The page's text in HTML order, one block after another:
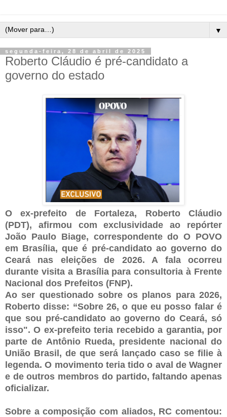
▼
segunda-feira, 28 de abril de 2025
Roberto Cláudio é pré-candidato a
governo do estado
O ex-prefeito de Fortaleza, Roberto Cláudio
(PDT), afirmou com exclusividade ao repórter
João Paulo Biage, correspondente do O POVO
em Brasília, que é pré-candidato ao governo do
Ceará nas eleições de 2026. A fala ocorreu
durante visita a Brasília para consultoria à Frente
Nacional dos Prefeitos (FNP).⁠⁠
Ao ser questionado sobre os planos para 2026,
Roberto disse: “Sobre 26, o que eu posso falar é
que sou pré-candidato ao governo do Ceará, só
isso". O ex-prefeito teria recebido a garantia, por
parte de Antônio Rueda, presidente nacional do
União Brasil, de que será lançado caso se filie à
legenda. O movimento teria tido o aval de Wagner
e de outros membros do partido, faltando apenas
oficializar.⁠
Sobre a composição com aliados, RC comentou: